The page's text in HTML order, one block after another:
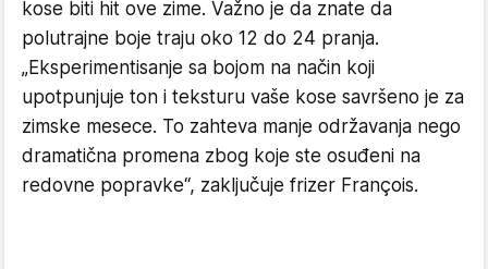
kose biti hit ove zime. Važno je da znate da
polutrajne boje traju oko 12 do 24 pranja.
„Eksperimentisanje sa bojom na način koji
upotpunjuje ton i teksturu vaše kose savršeno je za
zimske mesece. To zahteva manje održavanja nego
dramatična promena zbog koje ste osuđeni na
redovne popravke“, zaključuje frizer François.